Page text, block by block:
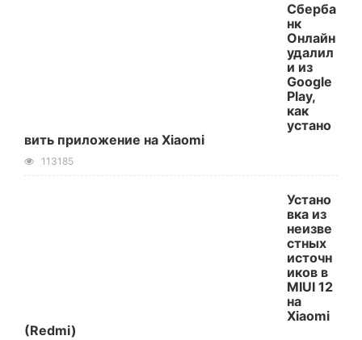
Сберба
нк
Онлайн
удалил
и из
Google
Play,
как
устано
вить приложение на Xiaomi
113185
Устано
вка из
неизве
стных
источн
иков в
MIUI 12
на
Xiaomi
(Redmi)